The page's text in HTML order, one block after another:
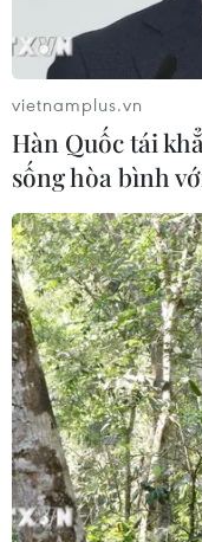
Canberra có được
thuận trị giá 40 tỷ
Phản ứng của
ninh mới của
vietnamplus.vn
Hàn Quốc tái
sống hòa bình